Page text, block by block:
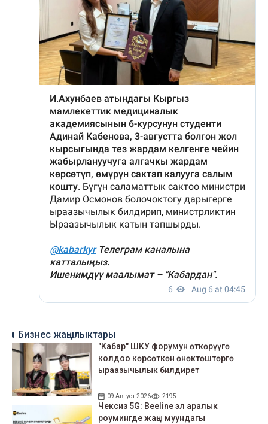
Бизнес жаңылыктары
"Кабар" ШКУ форумун өткөрүүгө
колдоо көрсөткөн өнөктөштөргө
ыраазычылык билдирет
09 Август 2026 2195
Чексиз 5G: Beeline эл аралык
роумингде жаңы муундагы